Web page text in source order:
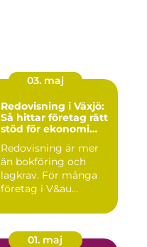
03. maj
Redovisning i Växjö:
Så hittar företag rätt
stöd för ekonomi
Redovisning är mer
än bokföring och
lagkrav. För många
företag i V&au...
01. maj